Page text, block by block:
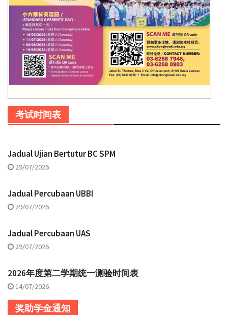
考试时间表
Jadual Ujian Bertutur BC SPM
29/07/2026
Jadual Percubaan UBBI
29/07/2026
Jadual Percubaan UAS
29/07/2026
2026年度第二学期统一测验时间表
14/07/2026
奖助学金通知